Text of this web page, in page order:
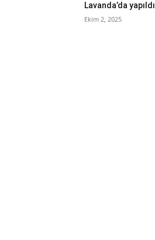
Lavanda’da yapıldı
Ekim 2, 2025